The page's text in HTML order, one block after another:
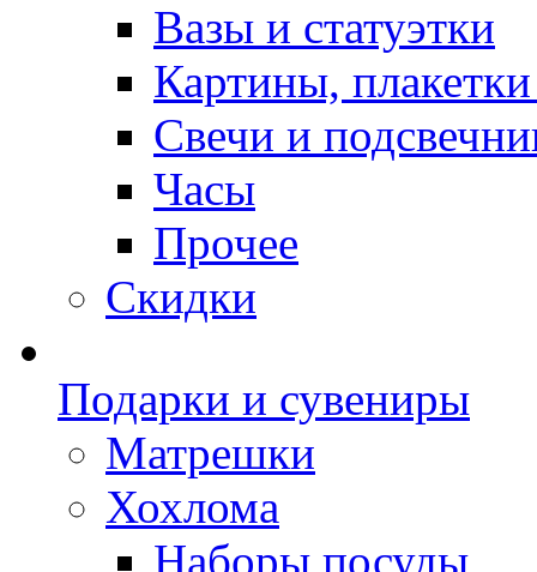
Вазы и статуэтки
Картины,
Свечи и
Часы
Прочее
Скидки
Подарки и сувениры
Матрешки
Хохлома
Наборы посуды